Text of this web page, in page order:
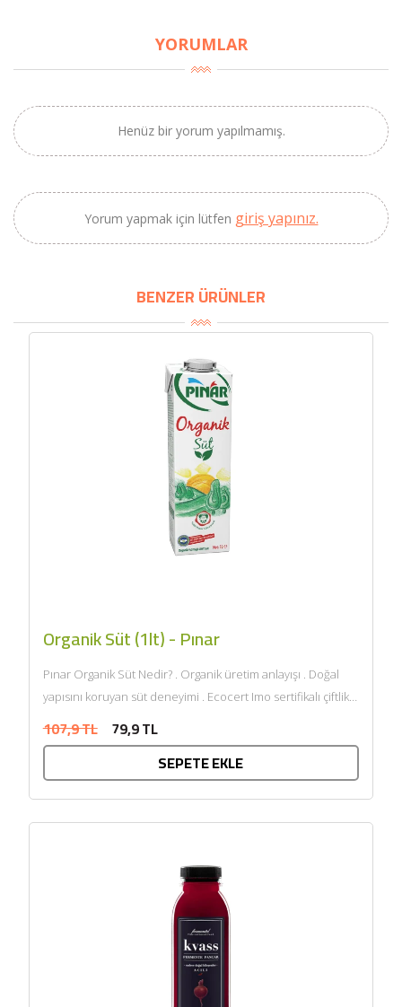
YORUMLAR
Henüz bir yorum yapılmamış.
Yorum yapmak için lütfen giriş yapınız.
BENZER ÜRÜNLER
Organik Süt (1lt) - Pınar
Pınar Organik Süt Nedir? . Organik üretim anlayışı . Doğal
yapısını koruyan süt deneyimi . Ecocert Imo sertifikalı çiftlik
107,9 TL 79,9 TL
SEPETE EKLE
×
2690,00 TL
2071,30 TL
Kaan Olgun Hasat
Naturel Sızma
Sıkım) - Bilgem
Zeytincilik
SEPETE EKLE